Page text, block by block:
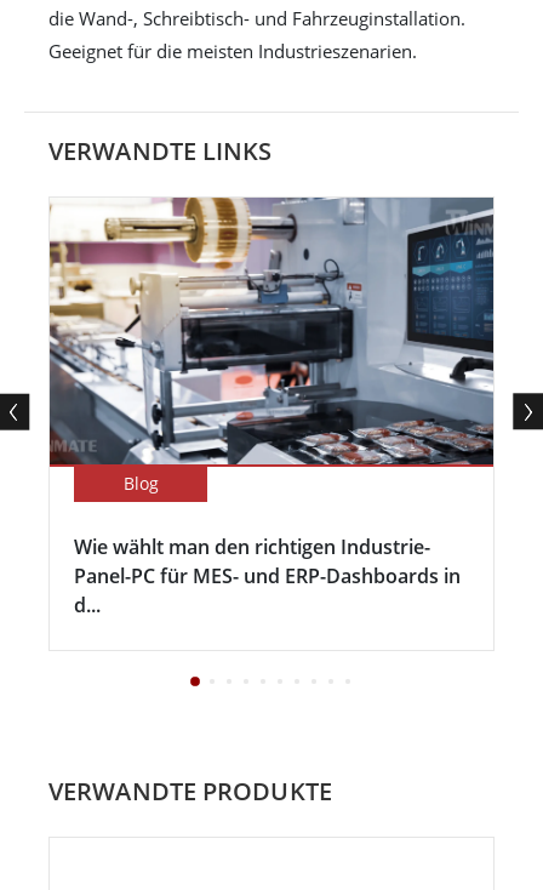
die Wand-, Schreibtisch- und Fahrzeuginstallation.
Geeignet für die meisten Industrieszenarien.
VERWANDTE LINKS
Blog
Wie wählt man den richtigen Industrie-
Panel-PC für MES- und ERP-Dashboards in
d...
VERWANDTE PRODUKTE